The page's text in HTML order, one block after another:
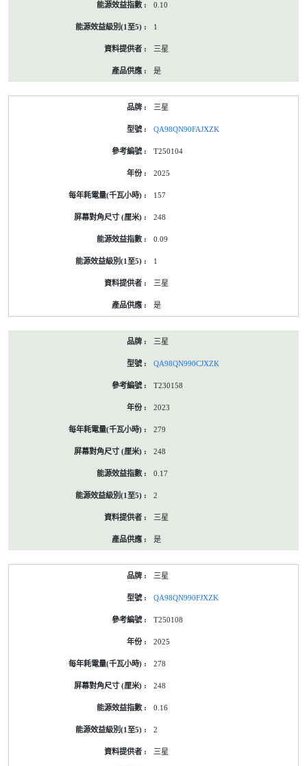
0.10
1
三星
是
三星
QA98QN90FAJXZK
T250104
2025
157
248
0.09
1
三星
是
三星
QA98QN990CJXZK
T230158
2023
279
248
0.17
2
三星
是
三星
QA98QN990FJXZK
T250108
2025
278
248
0.16
2
三星